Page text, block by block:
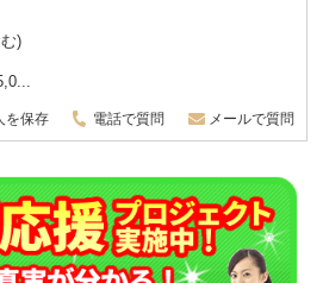
)
を保存 電話で質問 メールで質問